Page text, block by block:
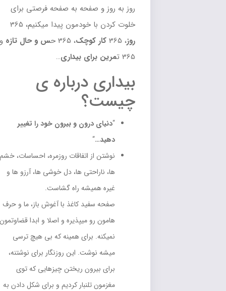
روز به روز و صفحه به صفحه فرصتی برای
خلوت کردن با خودمون پیدا میکنیم، 365
کار کوچک، 365 ح س و حال تازهو
مرین برای بیداری …
بیداری درباره ی
چیست؟
دنیای درون و بیرون خود را تغییر
نوشتن از اتفاقات روزمره، احساسات، خشم
ها، ناراحتی ها، دل خوشی ها، آرزو ها و
غیره همیشه راه گشاست.
صفحه سفید کاغذ با آغوش باز، ما و حرف
هامون رو میپذیره و اصلا و ابدا قضاوتمون
نمیکنه. برای همینه که بی هیچ ترسی
میشه نوشت. این روزنگار برای نوشتنه،
برای بیرون ریختن چیزهایی که توی
مغزمون تلنبار کردیم و برای شکل دادن به